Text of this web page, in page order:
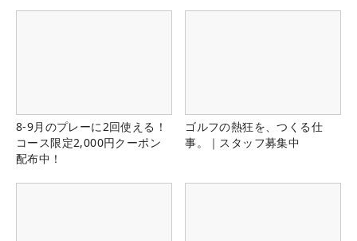
8-9月のプレーに2回使える！
コース限定2,000円クーポン
配布中！
ゴルフの熱狂を、つくる仕
事。｜スタッフ募集中